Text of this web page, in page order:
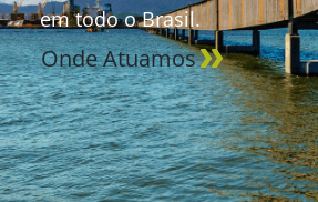
em todo o Brasil.
Onde Atuamos